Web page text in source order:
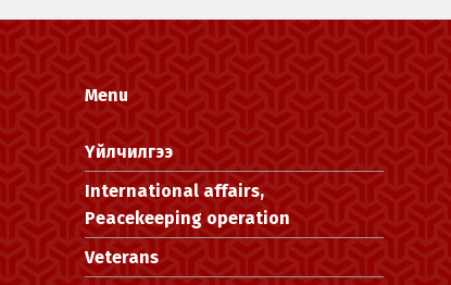
Menu
Үйлчилгээ
International affairs,
Peacekeeping operation
Veterans